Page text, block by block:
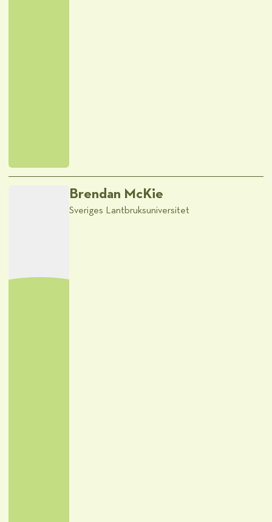
Brendan McKie
Sveriges Lantbruksuniversitet